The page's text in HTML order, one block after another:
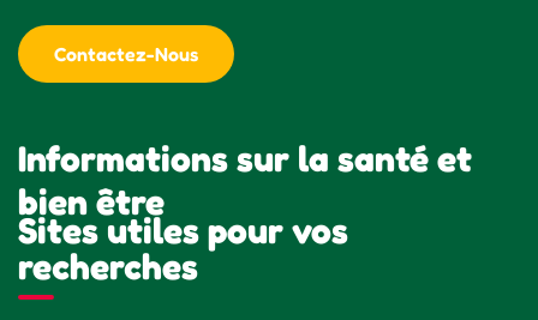
Contactez-Nous
Informations sur la santé et
bien être
Sites utiles pour vos
recherches